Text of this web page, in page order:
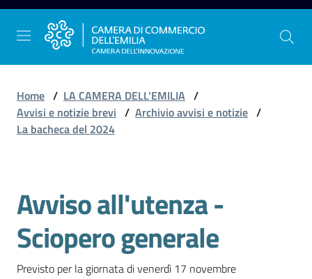
Vai al contenuto
Vai alla navigazione
Vai al footer
Gestire
l'impresa
Home / LA CAMERA DELL'EMILIA /
Avvisi e notizie brevi / Archivio avvisi e notizie /
La bacheca del 2024
Salta al contenuto
Avviso all'utenza -
Sciopero generale
Previsto per la giornata di venerdì 17 novembre